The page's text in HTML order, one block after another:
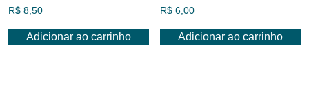
R$ 8,50
Adicionar ao carrinho
R$ 6,00
Adicionar ao carrinho